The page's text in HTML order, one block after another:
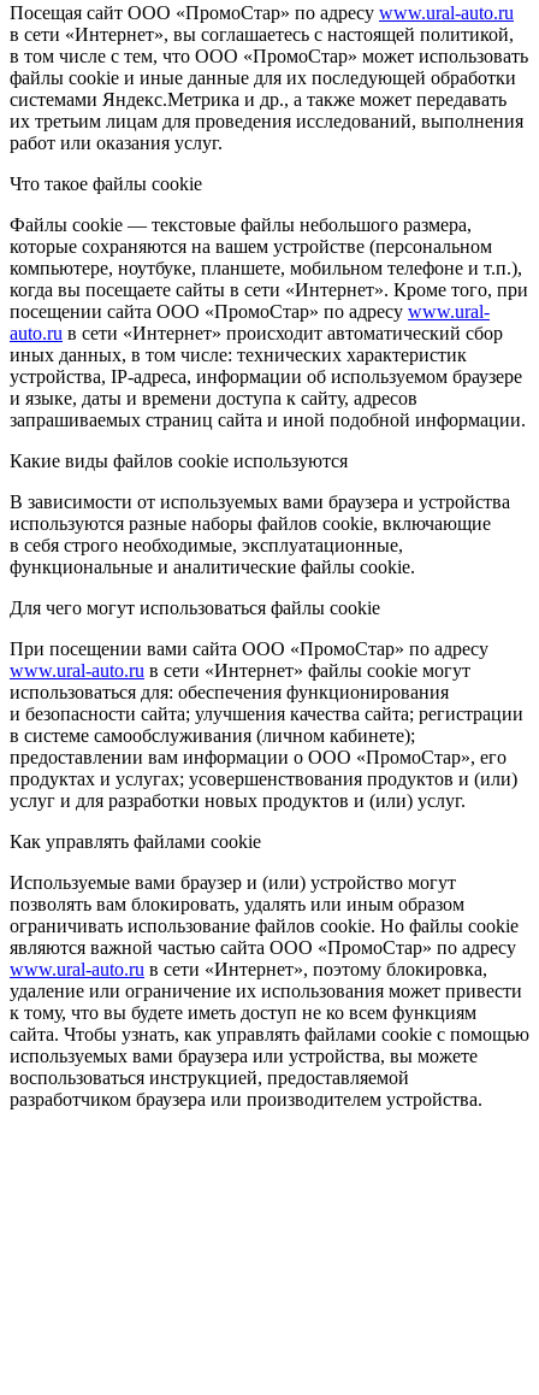
Посещая сайт ООО «ПромоСтар» по адресу www.ural-auto.ru
в сети «Интернет», вы соглашаетесь с настоящей политикой,
в том числе с тем, что ООО «ПромоСтар» может использовать
файлы cookie и иные данные для их последующей обработки
системами Яндекс.Метрика и др., а также может передавать
их третьим лицам для проведения исследований, выполнения
работ или оказания услуг.
Что такое файлы cookie
Файлы cookie — текстовые файлы небольшого размера,
которые сохраняются на вашем устройстве (персональном
компьютере, ноутбуке, планшете, мобильном телефоне и т.п.),
когда вы посещаете сайты в сети «Интернет». Кроме того, при
посещении сайта ООО «ПромоСтар» по адресу www.ural-
auto.ru в сети «Интернет» происходит автоматический сбор
иных данных, в том числе: технических характеристик
устройства, IP-адреса, информации об используемом браузере
и языке, даты и времени доступа к сайту, адресов
запрашиваемых страниц сайта и иной подобной информации.
Какие виды файлов cookie используются
В зависимости от используемых вами браузера и устройства
используются разные наборы файлов cookie, включающие
в себя строго необходимые, эксплуатационные,
функциональные и аналитические файлы cookie.
Для чего могут использоваться файлы cookie
При посещении вами сайта ООО «ПромоСтар» по адресу
www.ural-auto.ru в сети «Интернет» файлы cookie могут
использоваться для: обеспечения функционирования
и безопасности сайта; улучшения качества сайта; регистрации
в системе самообслуживания (личном кабинете);
предоставлении вам информации о ООО «ПромоСтар», его
продуктах и услугах; усовершенствования продуктов и (или)
услуг и для разработки новых продуктов и (или) услуг.
Как управлять файлами cookie
Используемые вами браузер и (или) устройство могут
позволять вам блокировать, удалять или иным образом
ограничивать использование файлов cookie. Но файлы cookie
являются важной частью сайта ООО «ПромоСтар» по адресу
www.ural-auto.ru в сети «Интернет», поэтому блокировка,
удаление или ограничение их использования может привести
к тому, что вы будете иметь доступ не ко всем функциям
сайта. Чтобы узнать, как управлять файлами cookie с помощью
используемых вами браузера или устройства, вы можете
воспользоваться инструкцией, предоставляемой
разработчиком браузера или производителем устройства.